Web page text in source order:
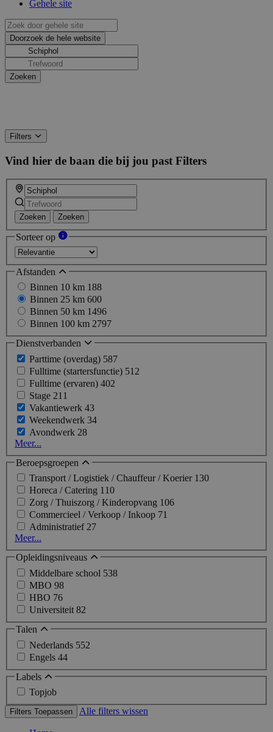
Gehele site
Filters
Vind hier de baan die bij jou past Filters
Zoeken Zoeken
Sorteer op
Afstanden
Binnen 10 km 188
Binnen 25 km 600
Binnen 50 km 1496
Binnen 100 km 2797
Dienstverbanden
Parttime (overdag) 587
Fulltime (startersfunctie) 512
Fulltime (ervaren) 402
Stage 211
Vakantiewerk 43
Weekendwerk 34
Avondwerk 28
Meer...
Beroepsgroepen
Transport / Logistiek / Chauffeur / Koerier 130
Horeca / Catering 110
Zorg / Thuiszorg / Kinderopvang 106
Commercieel / Verkoop / Inkoop 71
Administratief27
Meer...
Opleidingsniveaus
Middelbare school 538
MBO 98
HBO 76
Universiteit 82
Talen
Nederlands 552
Engels 44
Labels
Topjob
Filters Toepassen Alle filters wissen